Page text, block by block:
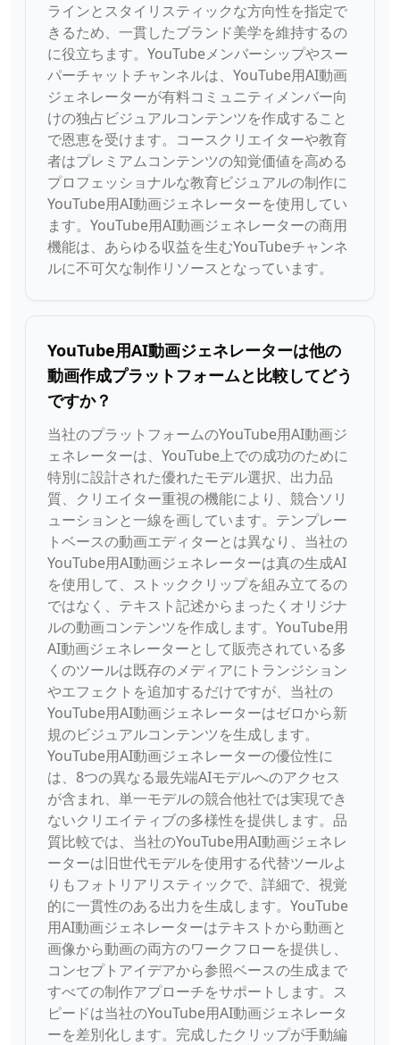
ラインとスタイリスティックな方向性を指定で
きるため、一貫したブランド美学を維持するの
に役立ちます。YouTubeメンバーシップやスー
パーチャットチャンネルは、YouTube用AI動画
ジェネレーターが有料コミュニティメンバー向
けの独占ビジュアルコンテンツを作成すること
で恩恵を受けます。コースクリエイターや教育
者はプレミアムコンテンツの知覚価値を高める
プロフェッショナルな教育ビジュアルの制作に
YouTube用AI動画ジェネレーターを使用してい
ます。YouTube用AI動画ジェネレーターの商用
機能は、あらゆる収益を生むYouTubeチャンネ
ルに不可欠な制作リソースとなっています。
YouTube用AI動画ジェネレーターは他の
動画作成プラットフォームと比較してどう
ですか？
当社のプラットフォームのYouTube用AI動画ジ
ェネレーターは、YouTube上での成功のために
特別に設計された優れたモデル選択、出力品
質、クリエイター重視の機能により、競合ソリ
ューションと一線を画しています。テンプレー
トベースの動画エディターとは異なり、当社の
YouTube用AI動画ジェネレーターは真の生成AI
を使用して、ストッククリップを組み立てるの
ではなく、テキスト記述からまったくオリジナ
ルの動画コンテンツを作成します。YouTube用
AI動画ジェネレーターとして販売されている多
くのツールは既存のメディアにトランジション
やエフェクトを追加するだけですが、当社の
YouTube用AI動画ジェネレーターはゼロから新
規のビジュアルコンテンツを生成します。
YouTube用AI動画ジェネレーターの優位性に
は、8つの異なる最先端AIモデルへのアクセス
が含まれ、単一モデルの競合他社では実現でき
ないクリエイティブの多様性を提供します。品
質比較では、当社のYouTube用AI動画ジェネレ
ーターは旧世代モデルを使用する代替ツールよ
りもフォトリアリスティックで、詳細で、視覚
的に一貫性のある出力を生成します。YouTube
用AI動画ジェネレーターはテキストから動画と
画像から動画の両方のワークフローを提供し、
コンセプトアイデアから参照ベースの生成まで
すべての制作アプローチをサポートします。ス
ピードは当社のYouTube用AI動画ジェネレータ
ーを差別化します。完成したクリップが手動編